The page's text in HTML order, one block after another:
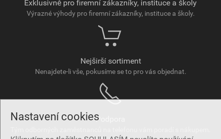
Nastavení cookies
Exklusivně pro firemní zákazníky, instituce a školy
Výrazné výhody pro firemní zákazníky, instituce a školy.
Nejširší sortiment
Nenajdete-li vše, pokusíme se to pro vás objednat.
Podpora